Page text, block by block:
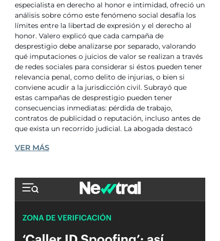
especialista en derecho al honor e intimidad, ofreció un
análisis sobre cómo este fenómeno social desafía los
límites entre la libertad de expresión y el derecho al
honor. Valero explicó que cada campaña de
desprestigio debe analizarse por separado, valorando
qué imputaciones o juicios de valor se realizan a través
de redes sociales para considerar si éstos pueden tener
relevancia penal, como delito de injurias, o bien si
conviene acudir a la jurisdicción civil. Subrayó que
estas campañas de desprestigio pueden tener
consecuencias inmediatas: pérdida de trabajo,
contratos de publicidad o reputación, incluso antes de
que exista un recorrido judicial. La abogada destacó
VER MÁS